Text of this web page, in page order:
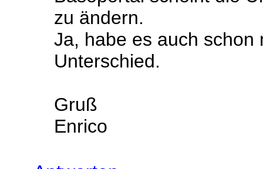
zu ändern.
Ja, habe es auch schon
Unterschied.
Gruß
Enrico